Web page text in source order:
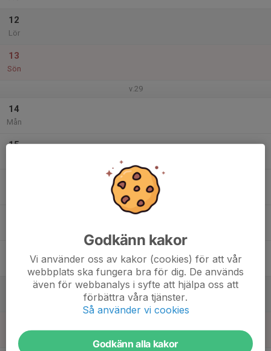
12
Lör
13
Sön
v.29
14
Mån
15
Sön
Godkänn kakor
Vi använder oss av kakor (cookies) för att vår
webbplats ska fungera bra för dig. De används
även för webbanalys i syfte att hjälpa oss att
förbättra våra tjänster.
Så använder vi cookies
Godkänn alla kakor